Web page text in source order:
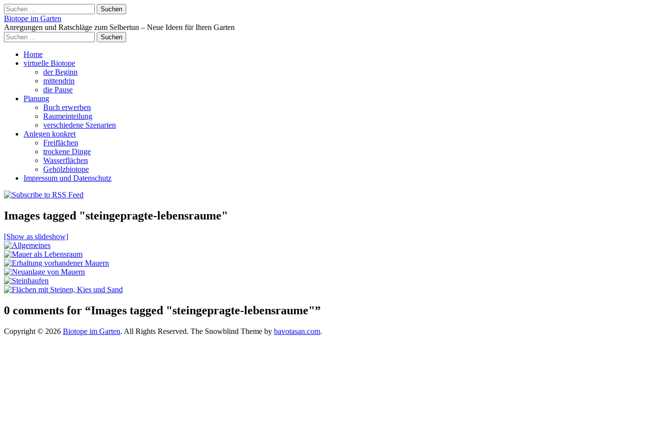
Suchen
nach:
Biotope im Garten
Anregungen und Ratschläge zum Selbertun – Neue Ideen für Ihren Garten
Suchen
nach:
Main
menu
Skip
Home
virtuelle Biotope
der Beginn
mittendrin
die Pause
Planung
Buch erwerben
Raumeinteilung
verschiedene Szenarien
Anlegen konkret
Freiflächen
trockene Dinge
Wasserflächen
Gehölzbiotope
Impressum und Datenschutz
Images tagged "steingepragte-lebensraume"
[Show as slideshow]
0 comments for “Images tagged "steingepragte-lebensraume"”
Copyright © 2026 Biotope im Garten. All Rights Reserved. The Snowblind Theme by bavotasan.com.